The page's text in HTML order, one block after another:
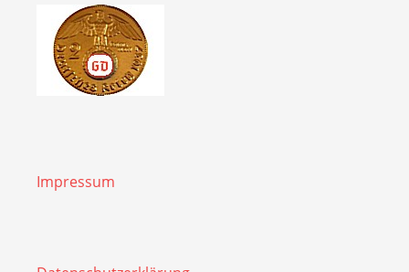
Impressum